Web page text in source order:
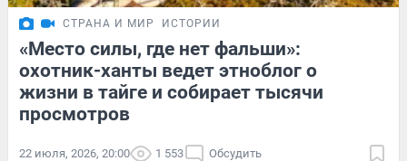
СТРАНА И МИР ИСТОРИИ
«Место силы, где нет фальши»:
охотник-ханты ведет этноблог о
жизни в тайге и собирает тысячи
просмотров
22 июля, 2026, 20:00 1 553 Обсудить